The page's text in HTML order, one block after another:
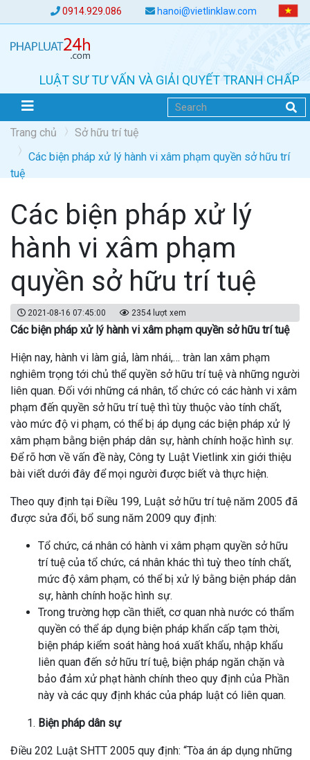
0914.929.086 hanoi@vietlinklaw.com
LUẬT SƯ TƯ VẤN VÀ GIẢI QUYẾT TRANH CHẤP
Trang chủ
Sở hữu trí tuệ
Các biện pháp xử lý hành vi xâm phạm quyền sở hữu trí
tuệ
Các biện pháp xử lý
hành vi xâm phạm
quyền sở hữu trí tuệ
2021-08-16 07:45:00 2354 lượt xem
Các biện pháp xử lý hành vi xâm phạm quyền sở hữu trí tuệ
Hiện nay, hành vi làm giả, làm nhái,… tràn lan xâm phạm
nghiêm trọng tới chủ thể quyền sở hữu trí tuệ và những người
liên quan. Đối với những cá nhân, tổ chức có các hành vi xâm
phạm đến quyền sở hữu trí tuệ thì tùy thuộc vào tính chất,
vào mức độ vi phạm, có thể bị áp dụng các biện pháp xử lý
xâm phạm bằng biện pháp dân sự, hành chính hoặc hình sự.
Để rõ hơn về vấn đề này, Công ty Luật Vietlink xin giới thiệu
bài viết dưới đây để mọi người được biết và thực hiện.
Theo quy định tại Điều 199, Luật sở hữu trí tuệ năm 2005 đã
được sửa đổi, bổ sung năm 2009 quy định:
Tổ chức, cá nhân có hành vi xâm phạm quyền sở hữu
trí tuệ của tổ chức, cá nhân khác thì tuỳ theo tính chất,
mức độ xâm phạm, ­­có thể bị xử lý bằng biện pháp dân
sự, hành chính hoặc hình sự.
Trong trường hợp cần thiết, cơ quan nhà nước có thẩm
quyền có thể áp dụng biện pháp khẩn cấp tạm thời,
biện pháp kiểm soát hàng hoá xuất khẩu, nhập khẩu
liên quan đến sở hữu trí tuệ, biện pháp ngăn chặn và
bảo đảm xử phạt hành chính theo quy định của Phần
này và các quy định khác của pháp luật có liên quan.
Biện pháp dân sự
Điều 202 Luật SHTT 2005 quy định: “Tòa án áp dụng những